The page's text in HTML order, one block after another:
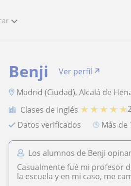
Benji
Ver perfil
Madrid (Ciudad), Alcalá de
Clases de Inglés ★ ★ ★ ★ ★
Datos verificados
más
Los alumnos de Benji
Casualmente fué mi profesor
la escuela y en mi caso, me